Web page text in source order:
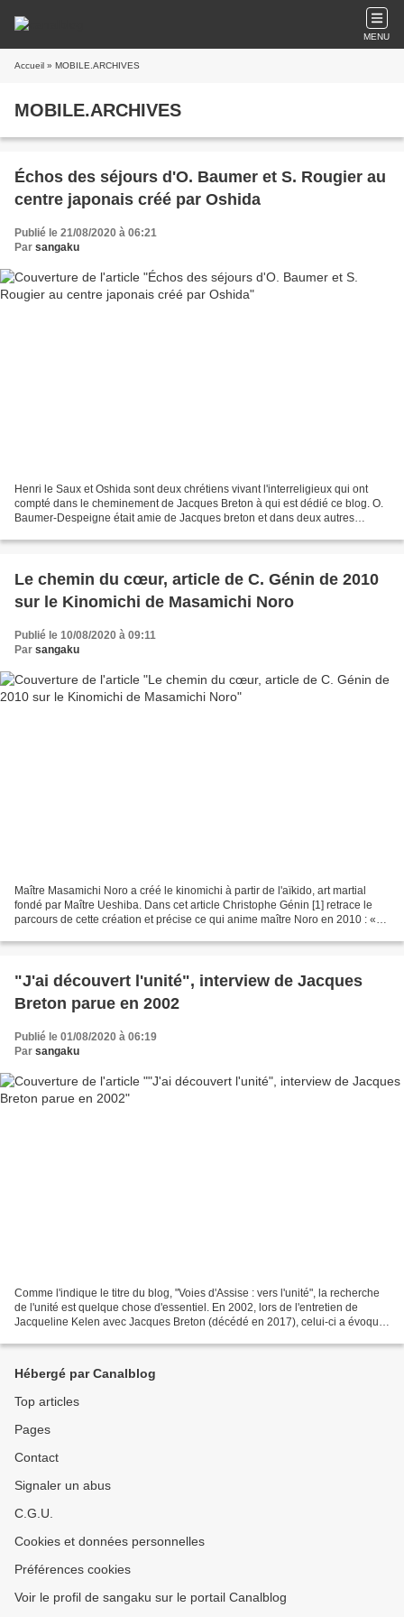
MENU
Accueil » MOBILE.ARCHIVES
MOBILE.ARCHIVES
Échos des séjours d'O. Baumer et S. Rougier au
centre japonais créé par Oshida
Publié le 21/08/2020 à 06:21
Par sangaku
Henri le Saux et Oshida sont deux chrétiens vivant l'interreligieux qui ont
compté dans le cheminement de Jacques Breton à qui est dédié ce blog. O.
Baumer-Despeigne était amie de Jacques breton et dans deux autres
Le chemin du cœur, article de C. Génin de 2010
sur le Kinomichi de Masamichi Noro
Publié le 10/08/2020 à 09:11
Par sangaku
Maître Masamichi Noro a créé le kinomichi à partir de l'aïkido, art martial
fondé par Maître Ueshiba. Dans cet article Christophe Génin [1] retrace le
parcours de cette création et précise ce qui anime maître Noro en 2010 : «
"J'ai découvert l'unité", interview de Jacques
Breton parue en 2002
Publié le 01/08/2020 à 06:19
Par sangaku
Comme l'indique le titre du blog, "Voies d'Assise : vers l'unité", la recherche
de l'unité est quelque chose d'essentiel. En 2002, lors de l'entretien de
Jacqueline Kelen avec Jacques Breton (décédé en 2017), celui-ci a évoqué
Hébergé par Canalblog
Top articles
Pages
Contact
Signaler un abus
C.G.U.
Cookies et données personnelles
Préférences cookies
Voir le profil de sangaku sur le portail Canalblog